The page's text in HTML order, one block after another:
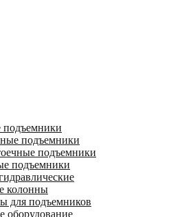
подъемники
подъемники
подъемники
колонны
для подъемников